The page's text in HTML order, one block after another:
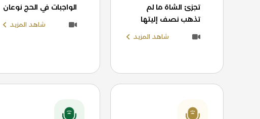
تجزئ الشاة ما لم
تذهب نصف إليتها
شاهد المزيد
الواجبات في الحج نوعان
شاهد المزيد